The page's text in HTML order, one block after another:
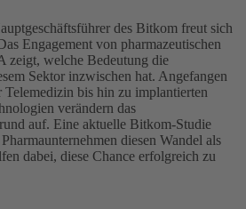
des Bitkom freut sich
Engagement von pharmazeutischen
zeigt, welche Bedeutung die
Sektor inzwischen hat. Angefangen
Telemedizin bis hin zu implantierten
verändern das
auf. Eine aktuelle Bitkom-Studie
diesen Wandel als
dabei, diese Chance erfolgreich zu